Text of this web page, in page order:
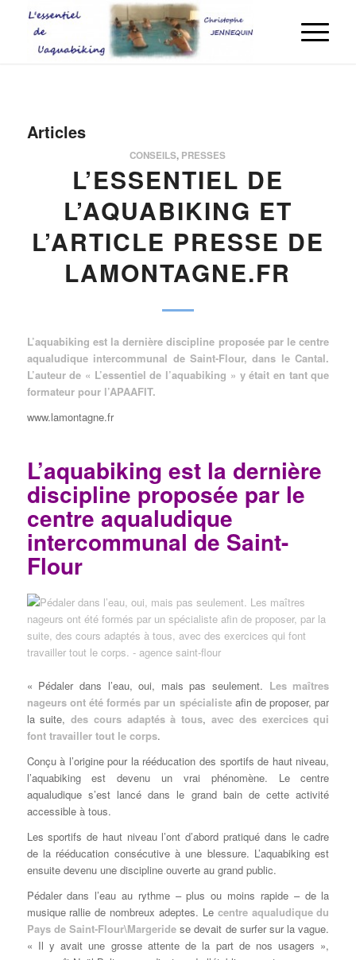
Articles
CONSEILS, PRESSES
L’ESSENTIEL DE
L’AQUABIKING ET
L’ARTICLE PRESSE DE
LAMONTAGNE.FR
L’aquabiking est la dernière discipline proposée par le centre
aqualudique intercommunal de Saint-Flour, dans le Cantal.
L’auteur de « L’essentiel de l’aquabiking » y était en tant que
formateur pour l’APAAFIT.
www.lamontagne.fr
L’aquabiking est la dernière
discipline proposée par le
centre aqualudique
intercommunal de Saint-
Flour
« Pédaler dans l’eau, oui, mais pas seulement. Les maîtres
nageurs ont été formés par un spécialisteafin de proposer, par
la suite,des cours adaptés à tous,avec des exercices qui
font travailler tout le corps.
Conçu à l’origine pour la rééducation des sportifs de haut niveau,
l’aquabiking est devenu un vrai phénomène. Le centre
aqualudique s’est lancé dans le grand bain de cette activité
accessible à tous.
Les sportifs de haut niveau l’ont d’abord pratiqué dans le cadre
de la rééducation consécutive à une blessure. L’aquabiking est
ensuite devenu une discipline ouverte au grand public.
Pédaler dans l’eau au rythme – plus ou moins rapide – de la
musique rallie de nombreux adeptes. Le centre aqualudique du
Pays de Saint-Flour\Margeride se devait de surfer sur la vague.
« Il y avait une grosse attente de la part de nos usagers »,